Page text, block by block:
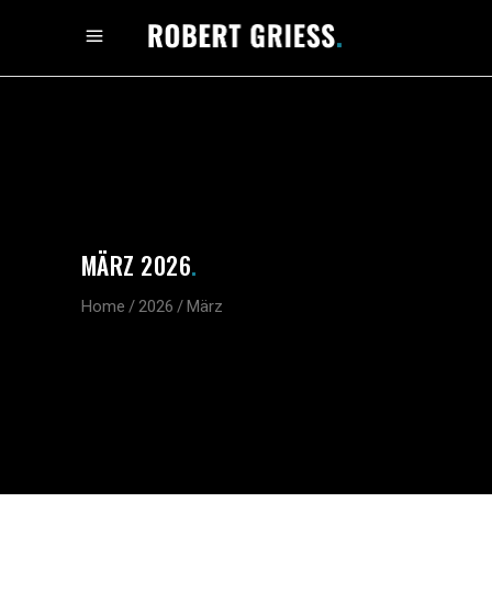
MÄRZ 2026.
Home /2026 /März